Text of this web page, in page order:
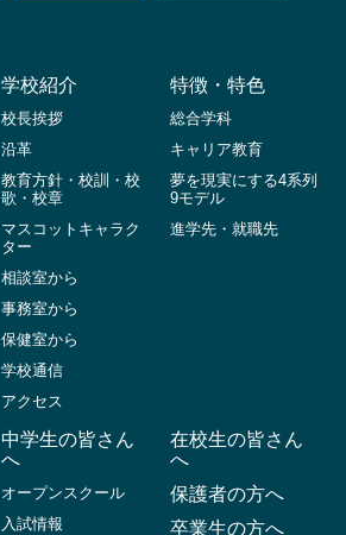
学校紹介
校長挨拶
沿革
教育方針・校訓・校
歌・校章
マスコットキャラク
ター
相談室から
事務室から
保健室から
学校通信
アクセス
特徴・特色
総合学科
キャリア教育
夢を現実にする4系列
9モデル
進学先・就職先
中学生の皆さん
へ
オープンスクール
入試情報
在校生の皆さん
へ
保護者の方へ
卒業生の方へ